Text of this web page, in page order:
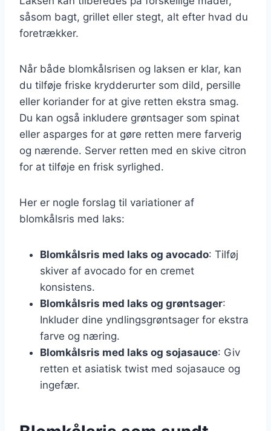
såsom bagt, grillet eller stegt, alt efter hvad du
foretrækker.
Når både blomkålsrisen og laksen er klar, kan
du tilføje friske krydderurter som dild, persille
eller koriander for at give retten ekstra smag.
Du kan også inkludere grøntsager som spinat
eller asparges for at gøre retten mere farverig
og nærende. Server retten med en skive citron
for at tilføje en frisk syrlighed.
Her er nogle forslag til variationer af
blomkålsris med laks:
Blomkålsris med laks og avocado: Tilføj
skiver af avocado for en cremet
konsistens.
Blomkålsris med laks og grøntsager:
Inkluder dine yndlingsgrøntsager for ekstra
farve og næring.
Blomkålsris med laks og sojasauce: Giv
retten et asiatisk twist med sojasauce og
ingefær.